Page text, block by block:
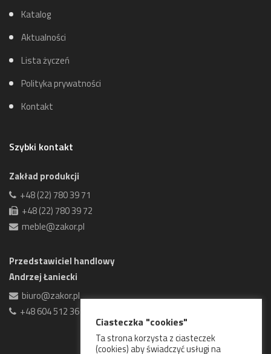
Katalog
Aktualności
Lista życzeń
Polityka prywatności
Kontakt
Szybki kontakt
Zakład produkcji
+48 (22) 780 39 71
+48 (22) 780 39 72
meble@zakor.pl
Przedstawiciel handlowy
Andrzej Łaniecki
biuro@zakor.pl
+48 604 512 361
Ciasteczka "cookies"
Ta strona korzysta z ciasteczek
(cookies) aby świadczyć usługi na